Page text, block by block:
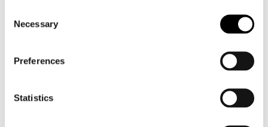
Selection
Necessary
Preferences
Statistics